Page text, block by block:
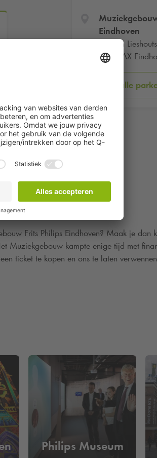
Eindhoven
Jan van
5600 AX
Bekijk alle
Frits Philips Eindhoven? Maak je dan
Muziekgebouw kampte enige tijd met
ticket te kopen en ons te laten
Philips Museum